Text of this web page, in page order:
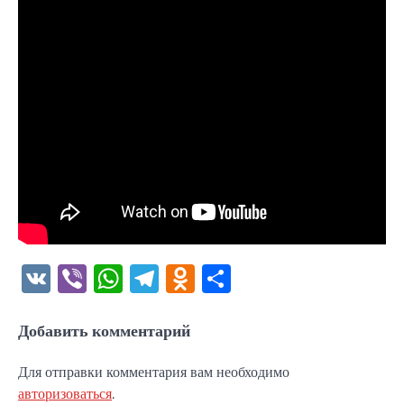
VK ViberWhatsApp
Telegram
Odnoklassniki
Добавить комментарий
Для отправки комментария вам необходимо
авторизоваться.